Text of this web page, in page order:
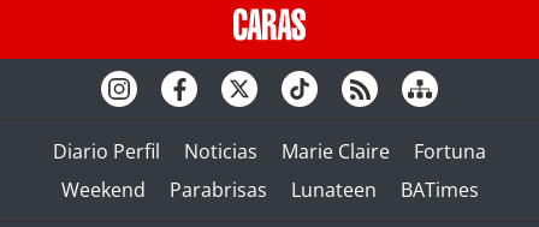
Diario Perfil Noticias Marie Claire
Fortuna
Weekend
Parabrisas Lunateen BATimes